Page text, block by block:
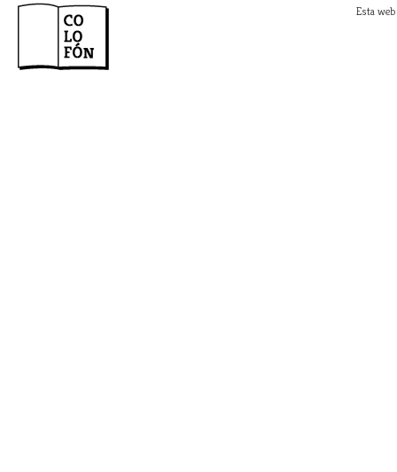
Esta